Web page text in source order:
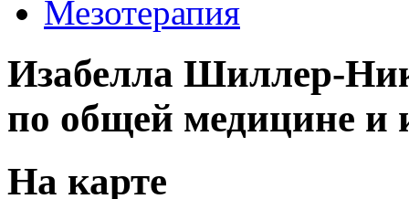
Мезотерапия
Изабелла Шиллер-
по общей медицине и
На карте